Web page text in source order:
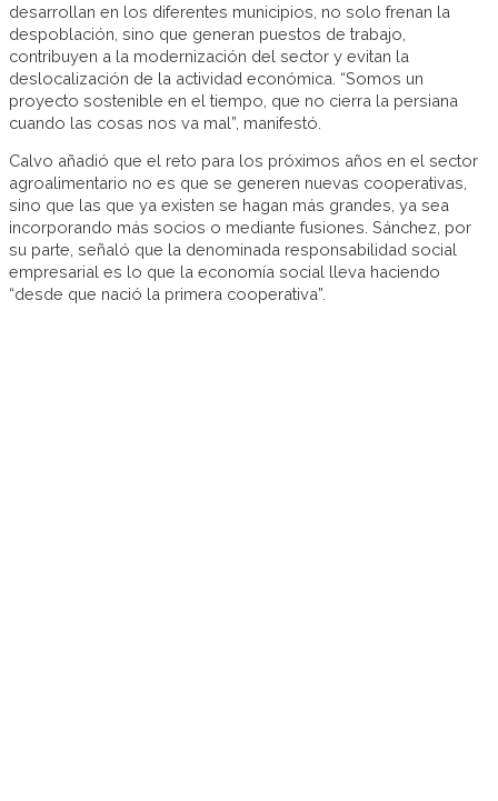
desarrollan en los diferentes municipios, no solo frenan la
despoblación, sino que generan puestos de trabajo,
contribuyen a la modernización del sector y evitan la
deslocalización de la actividad económica. “Somos un
proyecto sostenible en el tiempo, que no cierra la persiana
cuando las cosas nos va mal”, manifestó.
Calvo añadió que el reto para los próximos años en el sector
agroalimentario no es que se generen nuevas cooperativas,
sino que las que ya existen se hagan más grandes, ya sea
incorporando más socios o mediante fusiones. Sánchez, por
su parte, señaló que la denominada responsabilidad social
empresarial es lo que la economía social lleva haciendo
“desde que nació la primera cooperativa”.